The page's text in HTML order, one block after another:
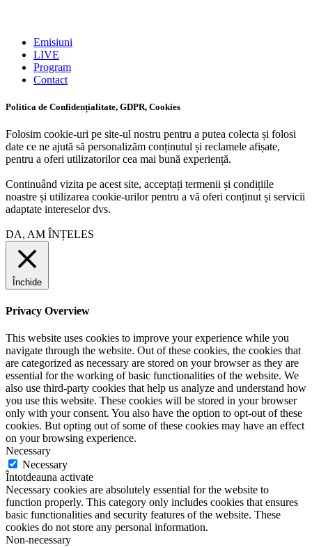
Emisiuni
LIVE
Program
Contact
Politica de Confidențialitate, GDPR, Cookies
Folosim cookie-uri pe site-ul nostru pentru a putea colecta și folosi
date ce ne ajută să personalizăm conținutul și reclamele afișate,
pentru a oferi utilizatorilor cea mai bună experiență.
Continuând vizita pe acest site, acceptați termenii și condițiile
noastre și utilizarea cookie-urilor pentru a vă oferi conținut și servicii
adaptate intereselor dvs.
DA, AM ÎNȚELES
Închide
Privacy Overview
This website uses cookies to improve your experience while you
navigate through the website. Out of these cookies, the cookies that
are categorized as necessary are stored on your browser as they are
essential for the working of basic functionalities of the website. We
also use third-party cookies that help us analyze and understand how
you use this website. These cookies will be stored in your browser
only with your consent. You also have the option to opt-out of these
cookies. But opting out of some of these cookies may have an effect
on your browsing experience.
Necessary
Necessary
Întotdeauna activate
Necessary cookies are absolutely essential for the website to
function properly. This category only includes cookies that ensures
basic functionalities and security features of the website. These
cookies do not store any personal information.
Non-necessary